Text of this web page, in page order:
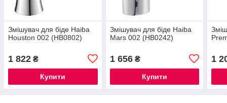
Змішувач для біде Haiba
Houston 002 (HB0802)
1 822 ₴
Купити
Змішувач для біде Haiba
Mars 002 (HB0242)
1 656₴
Купити
1